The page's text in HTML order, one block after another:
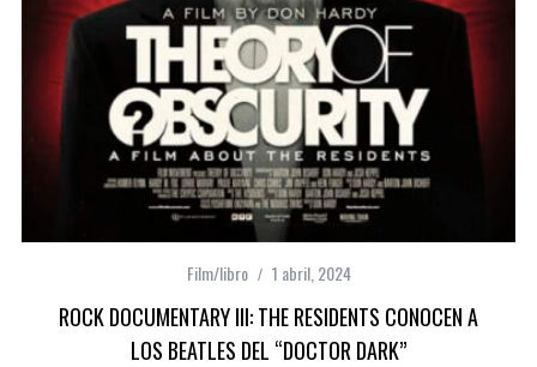
Film/libro 1 abril, 2024
ROCK DOCUMENTARY III: THE RESIDENTS CONOCEN A
LOS BEATLES DEL “DOCTOR DARK”